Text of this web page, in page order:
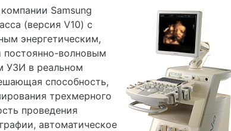
Samsung
(версия V10) с
энергетическим,
волновым
УЗИ в реальном
способность,
трехмерного
проведения
автоматическое